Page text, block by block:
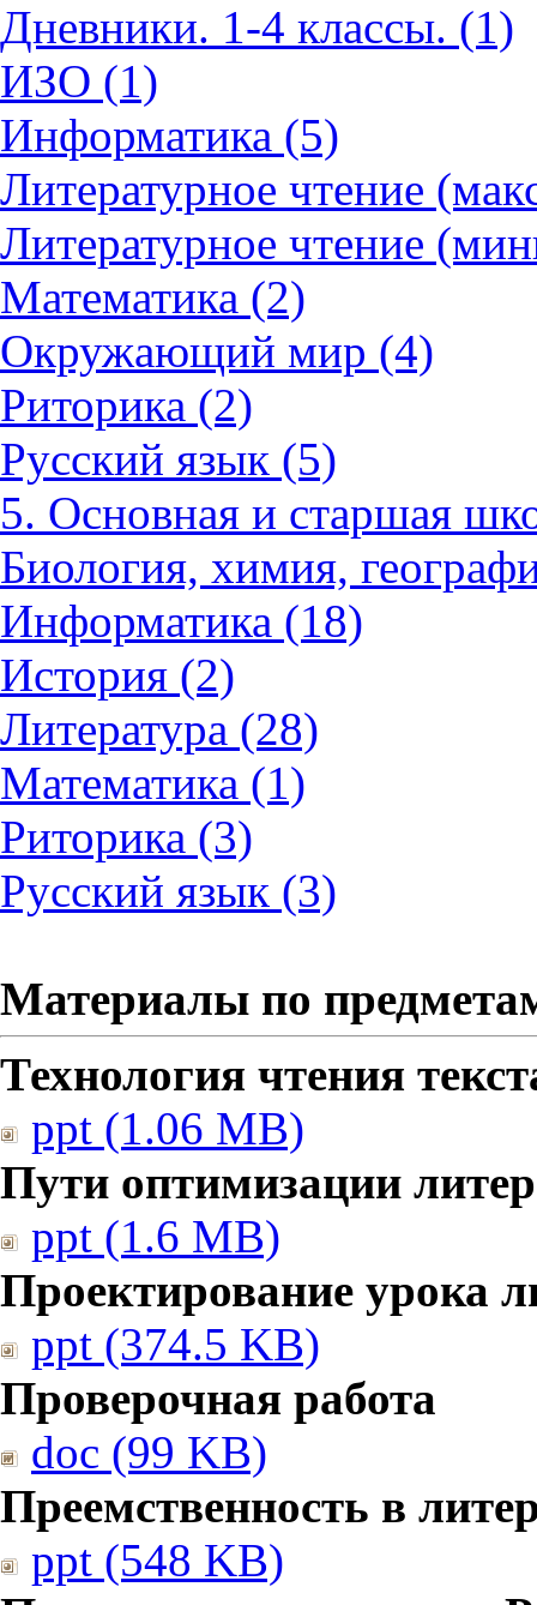
Дневники. 1-4 классы. (1)
ИЗО (1)
Информатика (5)
Литературное чтение
Литературное чтение
Математика (2)
Окружающий мир (4)
Риторика (2)
Русский язык (5)
5. Основная и старшая
Биология, химия,
Информатика (18)
История (2)
Литература (28)
Математика (1)
Риторика (3)
Русский язык (3)
Материалы по
Технология чтения
ppt (1.06 MB)
Пути оптимизации
ppt (1.6 MB)
Проектирование урока
ppt (374.5 KB)
Проверочная работа
doc (99 KB)
Преемственность в
ppt (548 KB)